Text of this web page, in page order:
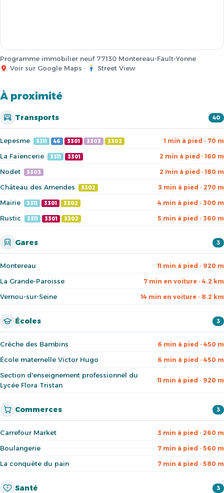
Programme immobilier neuf 77130 Montereau-Fault-Yonne
Voir sur Google Maps · Street View
À proximité
Transports 40
Lepesme 3311 46 3301 3303 3302 1 min à pied · 70 m
La Faïencerie 3311 3301 2 min à pied · 160 m
Nodet 3303 2 min à pied · 180 m
Château des Amendes 3302 3 min à pied · 270 m
Mairie 3311 3301 3302 4 min à pied · 300 m
Rustic 3311 3301 3302 5 min à pied · 360 m
Gares 3
Montereau 11 min à pied · 920 m
La Grande-Paroisse 7 min en voiture · 4.2 km
Vernou-sur-Seine 14 min en voiture · 8.2 km
Écoles 3
Crèche des Bambins 6 min à pied · 450 m
École maternelle Victor Hugo 6 min à pied · 450 m
Section d'enseignement professionnel du
Lycée Flora Tristan
11 min à pied · 920 m
Commerces 3
Carrefour Market 3 min à pied · 260 m
Boulangerie 7 min à pied · 560 m
La conquête du pain 7 min à pied · 580 m
Santé 3